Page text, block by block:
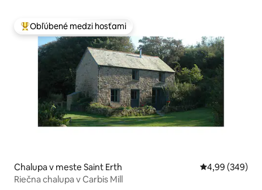
Najobľúbenejšie medzi hosťami
Obľúbené medzi hosťami
Chalupa v meste Saint Erth Priemerné
4,99 (349)
Riečna chalupa v Carbis Mill